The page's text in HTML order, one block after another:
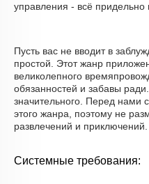
управления - всё придельно
Пусть вас не вводит в
простой. Этот жанр
великолепного
обязанностей и забавы
значительного. Перед нами
этого жанра, поэтому не
развлечений и приключений.
Системные требования: